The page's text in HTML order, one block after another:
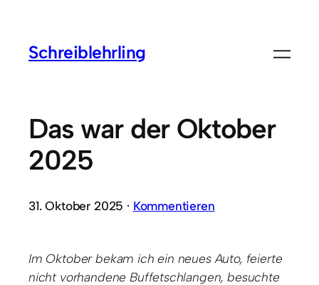
Schreiblehrling
Das war der Oktober
2025
31. Oktober 2025 · Kommentieren
Im Oktober bekam ich ein neues Auto, feierte
nicht vorhandene Buffetschlangen, besuchte